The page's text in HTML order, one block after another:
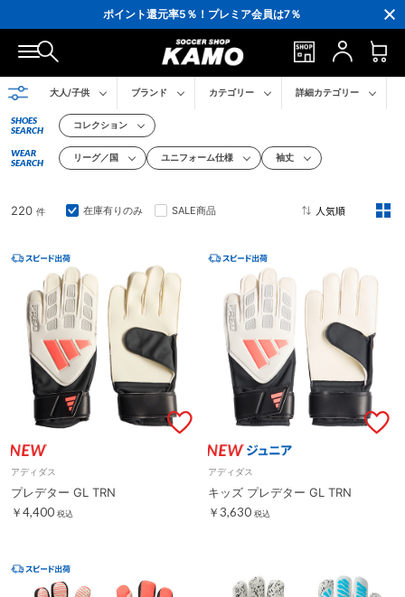
会員の方にはお誕生月に「10％OFFクーポン」プレゼント！
16,000円(税込)以上でシューズケースプレゼント！
3,300円(税込)以上で送料無料！
大人/子供 ブランド カテゴリー 詳細カテゴリー
SHOES
SEARCH
コレクション
WEAR
SEARCH
リーグ／国 ユニフォーム仕様 袖丈
220 件 在庫有りのみ SALE商品
アディダス
プレデター GL TRN
￥4,400 税込
アディダス
キッズ プレデター GL TRN
￥3,630 税込